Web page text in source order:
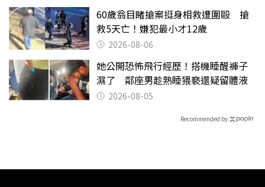
60歲翁目睹搶案挺身相救遭圍毆 搶
救5天亡！嫌犯最小才12歲
2026-08-06
她公開恐怖飛行經歷！搭機睡醒褲子
濕了 鄰座男趁熟睡猥褻還疑留體液
2026-08-05
Recommended by